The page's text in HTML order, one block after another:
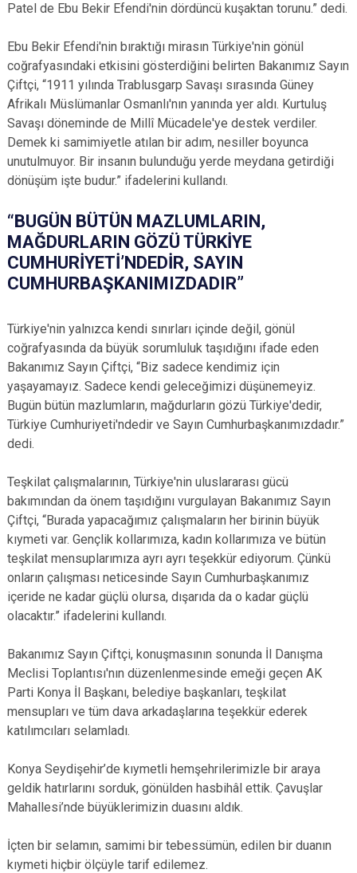
Patel de Ebu Bekir Efendi'nin dördüncü kuşaktan torunu.” dedi.
Ebu Bekir Efendi'nin bıraktığı mirasın Türkiye'nin gönül
coğrafyasındaki etkisini gösterdiğini belirten Bakanımız Sayın
Çiftçi, “1911 yılında Trablusgarp Savaşı sırasında Güney
Afrikalı Müslümanlar Osmanlı'nın yanında yer aldı. Kurtuluş
Savaşı döneminde de Millî Mücadele'ye destek verdiler.
Demek ki samimiyetle atılan bir adım, nesiller boyunca
unutulmuyor. Bir insanın bulunduğu yerde meydana getirdiği
dönüşüm işte budur.” ifadelerini kullandı.
“BUGÜN BÜTÜN MAZLUMLARIN,
MAĞDURLARIN GÖZÜ TÜRKİYE
CUMHURİYETİ’NDEDİR, SAYIN
CUMHURBAŞKANIMIZDADIR”
Türkiye'nin yalnızca kendi sınırları içinde değil, gönül
coğrafyasında da büyük sorumluluk taşıdığını ifade eden
Bakanımız Sayın Çiftçi, “Biz sadece kendimiz için
yaşayamayız. Sadece kendi geleceğimizi düşünemeyiz.
Bugün bütün mazlumların, mağdurların gözü Türkiye'dedir,
Türkiye Cumhuriyeti'ndedir ve Sayın Cumhurbaşkanımızdadır.”
dedi.
Teşkilat çalışmalarının, Türkiye'nin uluslararası gücü
bakımından da önem taşıdığını vurgulayan Bakanımız Sayın
Çiftçi, “Burada yapacağımız çalışmaların her birinin büyük
kıymeti var. Gençlik kollarımıza, kadın kollarımıza ve bütün
teşkilat mensuplarımıza ayrı ayrı teşekkür ediyorum. Çünkü
onların çalışması neticesinde Sayın Cumhurbaşkanımız
içeride ne kadar güçlü olursa, dışarıda da o kadar güçlü
olacaktır.” ifadelerini kullandı.
Bakanımız Sayın Çiftçi, konuşmasının sonunda İl Danışma
Meclisi Toplantısı'nın düzenlenmesinde emeği geçen AK
Parti Konya İl Başkanı, belediye başkanları, teşkilat
mensupları ve tüm dava arkadaşlarına teşekkür ederek
katılımcıları selamladı.
Konya Seydişehir’de kıymetli hemşehrilerimizle bir araya
geldik hatırlarını sorduk, gönülden hasbihâl ettik. Çavuşlar
Mahallesi’nde büyüklerimizin duasını aldık.
İçten bir selamın, samimi bir tebessümün, edilen bir duanın
kıymeti hiçbir ölçüyle tarif edilemez.